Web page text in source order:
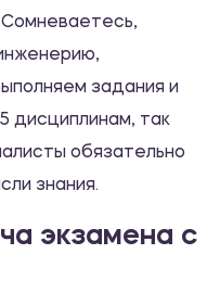
Сомневаетесь,
задания и
дисциплинам, так
обязательно
знания.
экзамена с